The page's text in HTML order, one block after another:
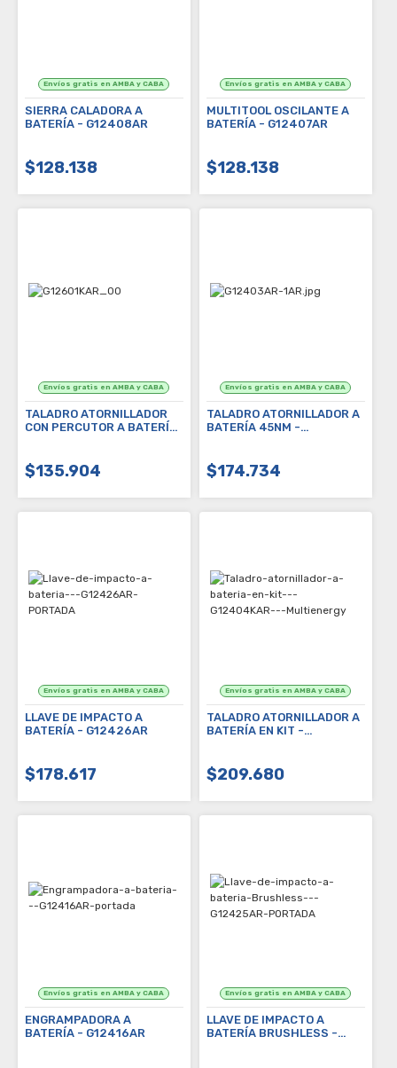
SIERRA CALADORA A
BATERÍA - G12408AR
$128.138
MULTITOOL OSCILANTE A
BATERÍA - G12407AR
$128.138
TALADRO ATORNILLADOR
CON PERCUTOR A BATERÍA
$135.904
TALADRO ATORNILLADOR A
BATERÍA 45NM -
PUNTAS (G19524AC)
$174.734
LLAVE DE IMPACTO A
BATERÍA - G12426AR
$178.617
TALADRO ATORNILLADOR A
BATERÍA EN KIT -
$209.680
ENGRAMPADORA A
BATERÍA - G12416AR
LLAVE DE IMPACTO A
BATERÍA BRUSHLESS -